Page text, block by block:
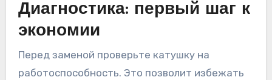
Диагностика: первый шаг к
экономии
Перед заменой проверьте катушку на
работоспособность. Это позволит избежать